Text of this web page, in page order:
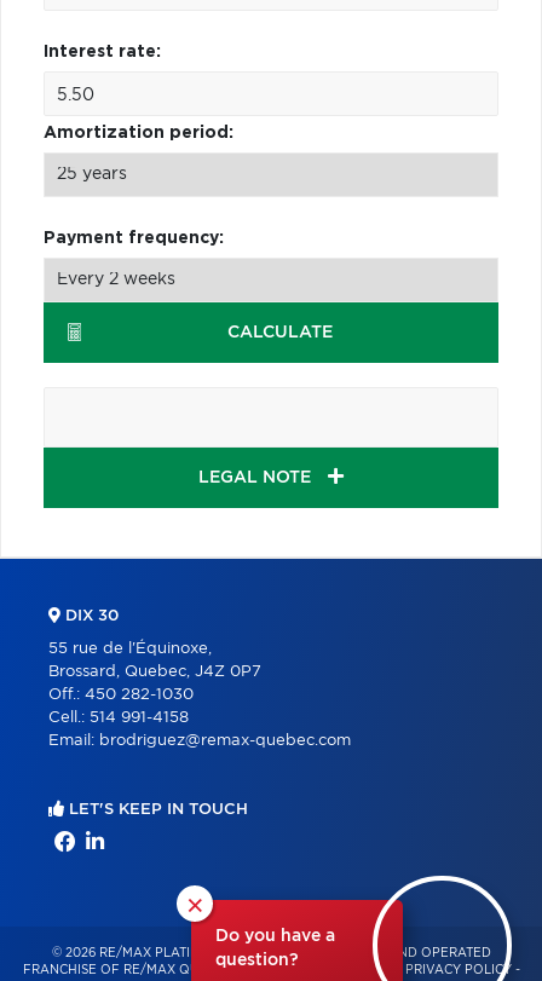
Interest rate:
Amortization period:
Payment frequency:
CALCULATE
LEGAL NOTE
×
Do you have a
question?
DIX 30
55 rue de l'Équinoxe,
Brossard, Quebec, J4Z 0P7
Off.: 450 282-1030
Cell.: 514 991-4158
Email: brodriguez@remax-quebec.com
LET'S KEEP IN TOUCH
© 2026 RE/MAX PLATINE – INDEPENDENTLY OWNED AND OPERATED
FRANCHISE OF RE/MAX QUÉBEC – ALL RIGHTS RESERVED -
PRIVACY POLICY -